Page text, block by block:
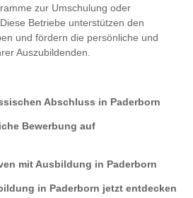
zur Umschulung oder
Betriebe unterstützen den
und fördern die persönliche und
Auszubildenden.
Abschluss in Paderborn
Bewerbung auf
mit Ausbildung in Paderborn
in Paderborn jetzt entdecken